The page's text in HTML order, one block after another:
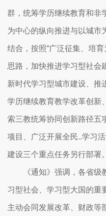
群，统筹学历继续教育和非
为中心的纵向推进与以城市
结合，按照“广泛征集、培
思路，加快推进学习型社会
新时代学习型城市建设、推
学历继续教育教学改革创新
索三教统筹协同创新路径五
项目、广泛开展全民..学习
建设三个重点任务另行部署。
《通知》强调，各省级
习型社会、学习型大国的重
主动会同发展改革、财政等